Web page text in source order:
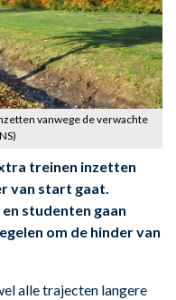
vanwege de verwachte
treinen inzetten
van start gaat.
studenten gaan
om de hinder van
alle trajecten langere